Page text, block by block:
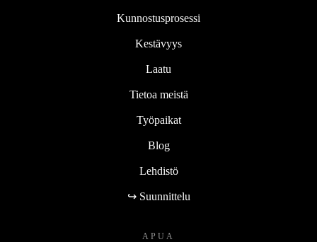
Kunnostusprosessi
Kestävyys
Laatu
Tietoa meistä
Työpaikat
Blog
Lehdistö
↪ Suunnittelu
APUA